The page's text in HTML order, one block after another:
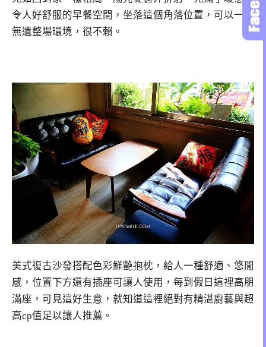
令人好舒服的早餐空間，坐落這個角落位置，可以一覽
無遺整場環境，很不賴。
美式復古沙發搭配色彩鮮艷抱枕，給人一種舒適、悠閒
感，位置下方還有插座可讓人使用，每到假日這裡高朋
滿座，可見這好生意，就知道這裡絕對有精湛廚藝與超
高cp值足以讓人推薦。